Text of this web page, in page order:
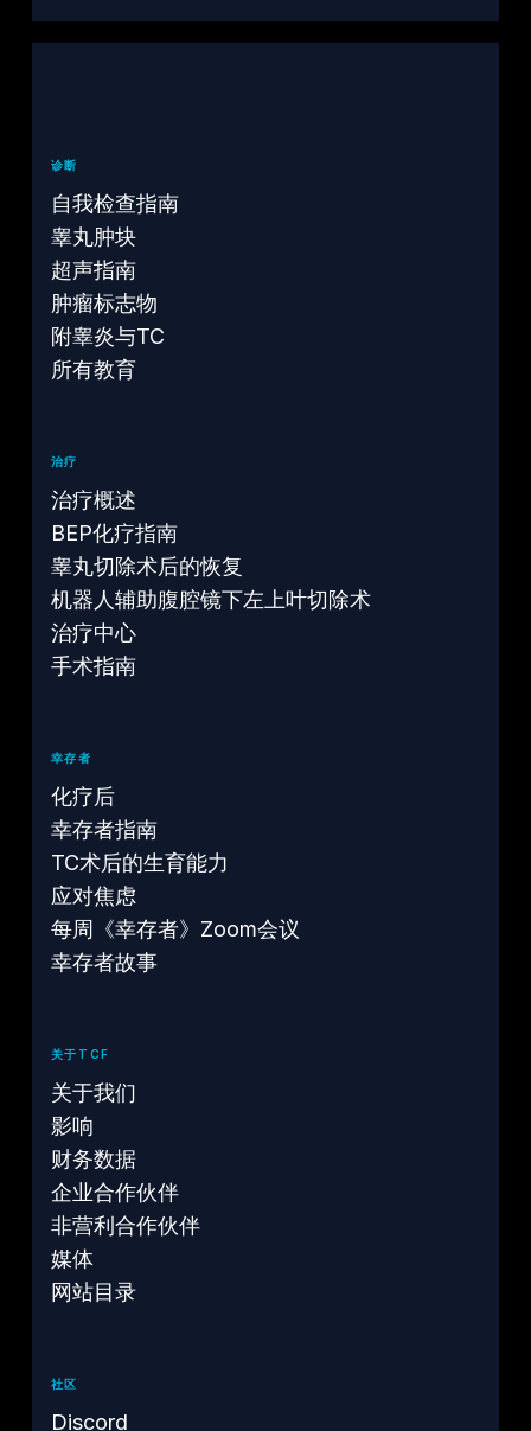
诊断
自我检查指南
睾丸肿块
超声指南
肿瘤标志物
附睾炎与TC
所有教育
治疗
治疗概述
BEP化疗指南
睾丸切除术后的恢复
机器人辅助腹腔镜下左上叶切除术
治疗中心
手术指南
幸存者
化疗后
幸存者指南
TC术后的生育能力
应对焦虑
每周《幸存者》Zoom会议
幸存者故事
关于TCF
关于我们
影响
财务数据
企业合作伙伴
非营利合作伙伴
媒体
网站目录
社区
Discord